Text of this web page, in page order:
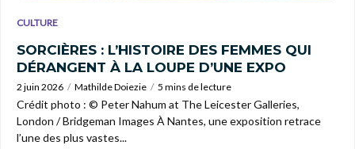
CULTURE
SORCIÈRES : L’HISTOIRE DES FEMMES QUI
DÉRANGENT À LA LOUPE D’UNE EXPO
2 juin 2026 Mathilde Doiezie 5 mins de lecture
Crédit photo : © Peter Nahum at The Leicester Galleries,
London / Bridgeman Images À Nantes, une exposition retrace
l’une des plus vastes...